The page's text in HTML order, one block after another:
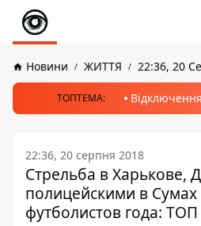
Новини ЖИТТЯ 22:36, 20
ТОПТЕМА:
22:36, 20 серпня 2018
Стрельба в Харькове,
полицейскими в
футболистов года: